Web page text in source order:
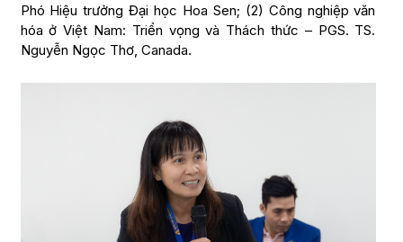
Phó Hiệu trưởng Đại học Hoa Sen; (2) Công nghiệp văn
hóa ở Việt Nam: Triển vọng và Thách thức – PGS. TS.
Nguyễn Ngọc Thơ, Canada.